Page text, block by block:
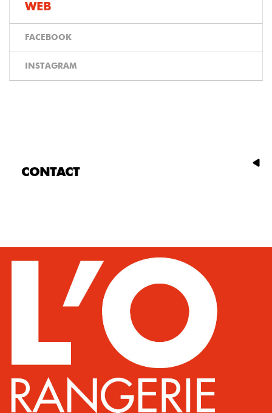
WEB
FACEBOOK
INSTAGRAM
CONTACT